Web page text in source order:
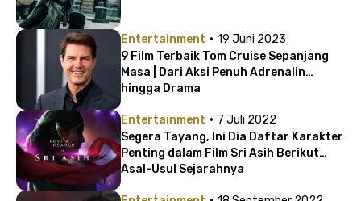
Entertainment · 19 Juni 2023
9 Film Terbaik Tom Cruise Sepanjang
Masa | Dari Aksi Penuh Adrenalin
hingga Drama
Entertainment · 7 Juli 2022
Segera Tayang, Ini Dia Daftar Karakter
Penting dalam Film Sri Asih Berikut
Asal-Usul Sejarahnya